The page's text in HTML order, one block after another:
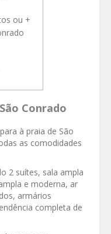
ou +
Conrado
à praia de São
as comodidades
2 suítes, sala ampla
e moderna, ar
armários
completa de